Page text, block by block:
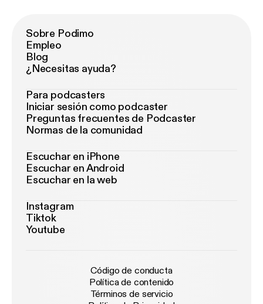
Sobre Podimo
Empleo
Blog
¿Necesitas ayuda?
Para podcasters
Iniciar sesión como podcaster
Preguntas frecuentes de Podcaster
Normas de la comunidad
Escuchar en iPhone
Escuchar en Android
Escuchar en la web
Instagram
Tiktok
Youtube
Código de conducta
Política de contenido
Términos de servicio